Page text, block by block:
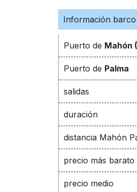
Información
Puerto de Mahón
Puerto de Palma
salidas
duración
distancia Mahón
precio más barato
precio medio